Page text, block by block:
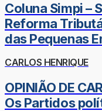
Coluna Simpi –
Reforma
das Pequenas
CARLOS HENRIQUE
OPINIÃO DE
Os Partidos